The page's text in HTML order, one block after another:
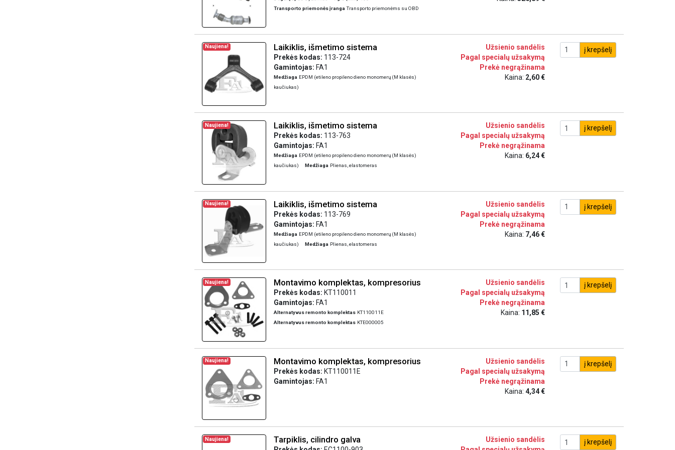
Transporto priemonės įranga Transporto priemonėms su OBD
Naujiena! Laikiklis, išmetimo sistema
Prekės kodas: 113-724
Gamintojas: FA1
Medžiaga EPDM (etileno propileno dieno monomerų (M klasės)
kaučiukas)
Užsienio sandėlis
Pagal specialų užsakymą
Prekė negrąžinama
Kaina: 2,60 €
į krepšelį
Naujiena! Laikiklis, išmetimo sistema
Prekės kodas: 113-763
Gamintojas: FA1
Medžiaga EPDM (etileno propileno dieno monomerų (M klasės)
kaučiukas)
Medžiaga Plienas, elastomeras
Užsienio sandėlis
Pagal specialų užsakymą
Prekė negrąžinama
Kaina: 6,24 €
į krepšelį
Naujiena! Laikiklis, išmetimo sistema
Prekės kodas: 113-769
Gamintojas: FA1
Medžiaga EPDM (etileno propileno dieno monomerų (M klasės)
kaučiukas)
Medžiaga Plienas, elastomeras
Užsienio sandėlis
Pagal specialų užsakymą
Prekė negrąžinama
Kaina: 7,46 €
į krepšelį
Naujiena! Montavimo komplektas, kompresorius
Prekės kodas: KT110011
Gamintojas: FA1
Alternatyvus remonto komplektas KT110011E
Alternatyvus remonto komplektas KTE000005
Užsienio sandėlis
Pagal specialų užsakymą
Prekė negrąžinama
Kaina: 11,85 €
į krepšelį
Naujiena! Montavimo komplektas, kompresorius
Prekės kodas: KT110011E
Gamintojas: FA1
Užsienio sandėlis
Pagal specialų užsakymą
Prekė negrąžinama
Kaina: 4,34 €
į krepšelį
Naujiena! Tarpiklis, cilindro galva
Užsienio sandėlis
į krepšelį